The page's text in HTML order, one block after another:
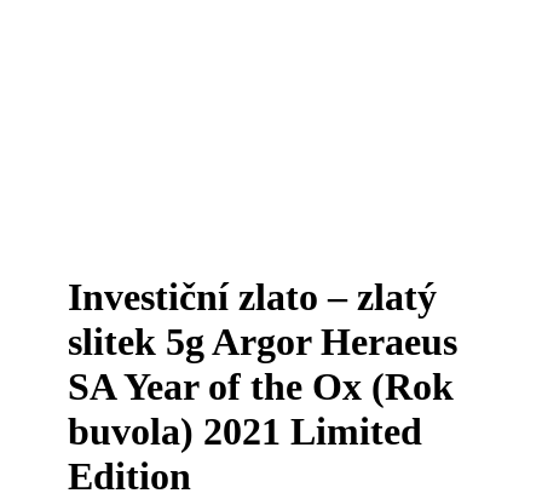
Investiční zlato – zlatý
slitek 5g Argor Heraeus
SA Year of the Ox (Rok
buvola) 2021 Limited
Edition